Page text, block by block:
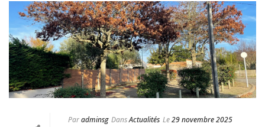
Paradminsg DansActualités Le29 novembre 2025